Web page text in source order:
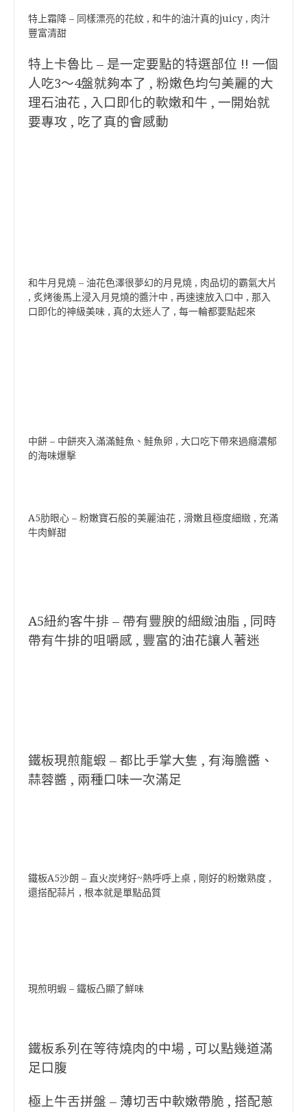
特上霜降 – 同樣漂亮的花紋 , 和牛的油汁真的juicy , 肉汁
豐富清甜
特上卡魯比 – 是一定要點的特選部位 !! 一個
人吃3～4盤就夠本了 , 粉嫩色均勻美麗的大
理石油花 , 入口即化的軟嫩和牛 , 一開始就
要專攻 , 吃了真的會感動
和牛月見燒 – 油花色澤很夢幻的月見燒 , 肉品切的霸氣大片
, 炙烤後馬上浸入月見燒的醬汁中 , 再速速放入口中 , 那入
口即化的神級美味 , 真的太迷人了 , 每一輪都要點起來
中餅 – 中餅夾入滿滿鮭魚、鮭魚卵 , 大口吃下帶來過癮濃郁
的海味爆擊
A5肋眼心 – 粉嫩寶石般的美麗油花 , 滑嫩且極度細緻 , 充滿
牛肉鮮甜
A5紐約客牛排 – 帶有豐腴的細緻油脂 , 同時
帶有牛排的咀嚼感 , 豐富的油花讓人著迷
鐵板現煎龍蝦 – 都比手掌大隻 , 有海膽醬、
蒜蓉醬 , 兩種口味一次滿足
鐵板A5沙朗 – 直火炭烤好~熱呼呼上桌 , 剛好的粉嫩熟度 ,
還搭配蒜片 , 根本就是單點品質
現煎明蝦 – 鐵板凸顯了鮮味
鐵板系列在等待燒肉的中場 , 可以點幾道滿
足口腹
極上牛舌拼盤 – 薄切舌中軟嫩帶脆 , 搭配蔥